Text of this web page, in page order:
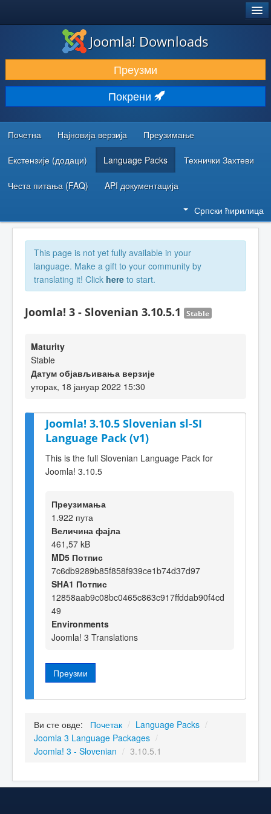
ПРЕУЗИМАЊЕ И ПРОШИРЕЊА (ЕКСТЕНЗИЈЕ)
ОТКРИЈТЕ И НАУЧИТЕ
ЗАЈЕДНИЦА И ПОДРШКА
РЕСУРСИ ЗА РАЗВОЈ
Joomla! Downloads
Преузми
Покрени
Почетна Најновија верзија Преузимање
Екстензије (додаци) Language Packs Технички Захтеви
Честа питања (FAQ) API документација
Српски ћирилица
This page is not yet fully available in your
language. Make a gift to your community by
translating it! Click here to start.
Joomla! 3 - Slovenian 3.10.5.1 Stable
Maturity
Stable
Датум објављивања верзије
уторак, 18 јануар 2022 15:30
Joomla! 3.10.5 Slovenian sl-SI
Language Pack (v1)
This is the full Slovenian Language Pack for
Joomla! 3.10.5
Преузимања
1.922 пута
Величина фајла
461,57 kB
MD5 Потпис
7c6db9289b85f858f939ce1b74d37d97
SHA1 Потпис
12858aab9c08bc0465c863c917ffddab90f4cd
49
Environments
Joomla! 3 Translations
Преузми
Ви сте овде: Почетак / Language Packs /
Joomla 3 Language Packages /
Joomla! 3 - Slovenian / 3.10.5.1